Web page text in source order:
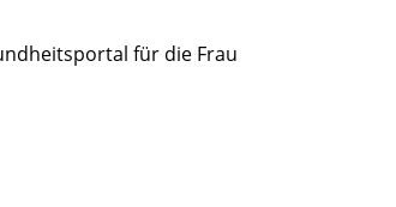
für die Frau